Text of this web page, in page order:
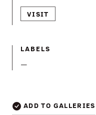
VISIT
LABELS
—
ADD TO GALLERIES